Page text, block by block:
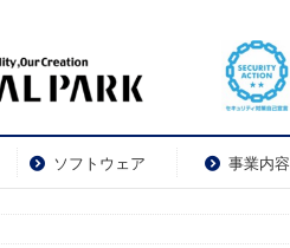
ソフトウェア 事業内容